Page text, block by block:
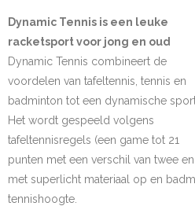
Dynamic Tennis is een leuke
racketsport voor jong en oud
Dynamic Tennis combineert de
voordelen van tafeltennis, tennis en
badminton tot een dynamische
Het wordt gespeeld volgens
tafeltennisregels (een game tot 21
punten met een verschil van twee
met superlicht materiaal op en
tennishoogte.